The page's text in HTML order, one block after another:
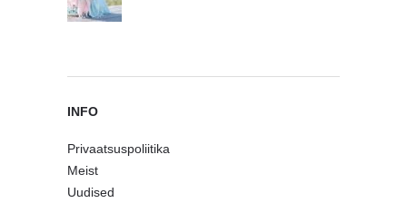
INFO
Privaatsuspoliitika
Meist
Uudised